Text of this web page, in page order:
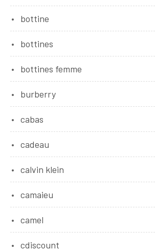
bottine
bottines
bottines femme
burberry
cabas
cadeau
calvin klein
camaieu
camel
cdiscount